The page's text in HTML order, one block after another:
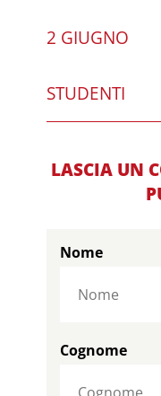
2 GIUGNO
STUDENTI
LASCIA UN
Nome
Cognome